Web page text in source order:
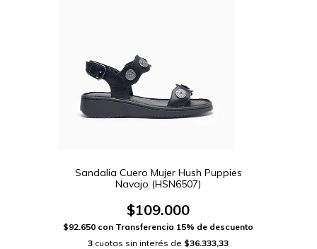
Sandalia Cuero Mujer Hush Puppies
Navajo (HSN6507)
$109.000
$92.650 con Transferencia 15% de descuento
3 cuotas sin interés de $36.333,33